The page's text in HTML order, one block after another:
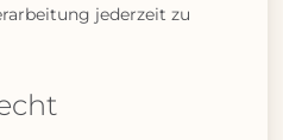
jederzeit zu